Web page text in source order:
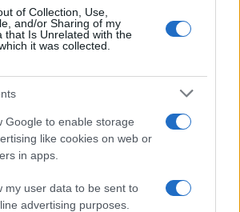
of Collection, Use,
and/or Sharing of my
that Is Unrelated with the
it was collected.
Google to enable storage
like cookies on web or
in apps.
my user data to be sent to
advertising purposes.